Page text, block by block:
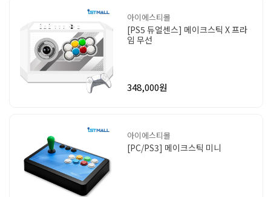
아이에스티몰
[PS5 듀얼센스] 메이크스틱 X 프라
임 무선
348,000원
아이에스티몰
[PC/PS3] 메이크스틱 미니